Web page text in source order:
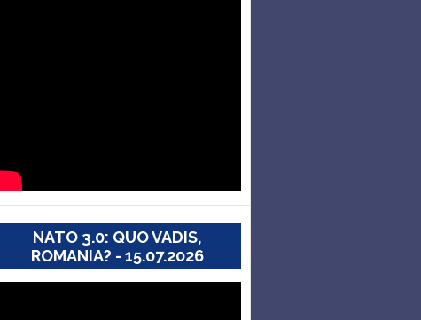
NATO 3.0: QUO VADIS,
ROMANIA? - 15.07.2026